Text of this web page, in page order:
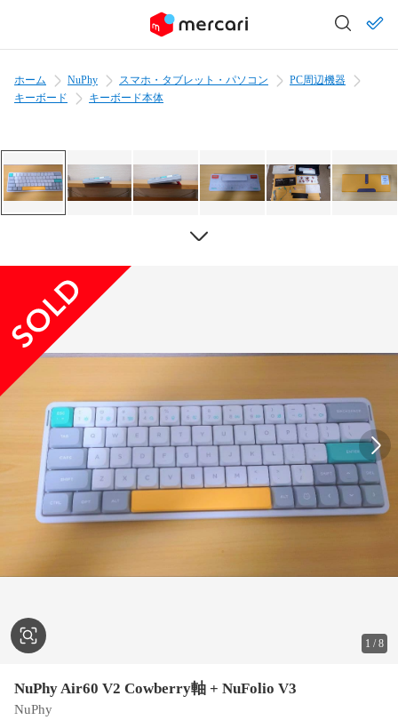
ホーム NuPhy スマホ・タブレット・パソコン
PC周辺機器
キーボード
キーボード本体
1 /8
NuPhy Air60 V2 Cowberry軸 + NuFolio V3
NuPhy